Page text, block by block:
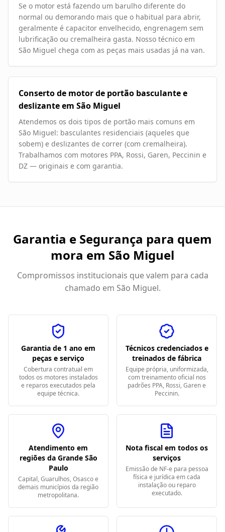
Se o motor está fazendo um barulho diferente do
normal ou demorando mais que o habitual para abrir,
geralmente é capacitor envelhecido, engrenagem sem
lubrificação ou cremalheira gasta. Nosso técnico em
São Miguel chega com as peças mais usadas já na van.
Conserto de motor de portão basculante e
deslizante em São Miguel
Atendemos os dois tipos de portão mais comuns em
São Miguel: basculantes residenciais (aqueles que
sobem) e deslizantes de correr (com cremalheira).
Trabalhamos com motores PPA, Rossi, Garen, Peccinin e
DZ — originais e com garantia.
Garantia e Segurança para quem
mora em São Miguel
Compromissos institucionais que valem para cada
chamado em São Miguel.
Garantia de 1 ano em
peças e serviço
Cobertura contratual em
todos os motores instalados
e reparos executados pela
equipe técnica.
Técnicos credenciados e
treinados de fábrica
Equipe própria, uniformizada,
com treinamento oficial nos
padrões PPA, Rossi, Garen e
Peccinin.
Atendimento em
regiões da Grande São
Paulo
Capital, Guarulhos, Osasco e
demais municípios da região
metropolitana.
Nota fiscal em todos os
serviços
Emissão de NF-e para pessoa
física e jurídica em cada
instalação ou reparo
executado.